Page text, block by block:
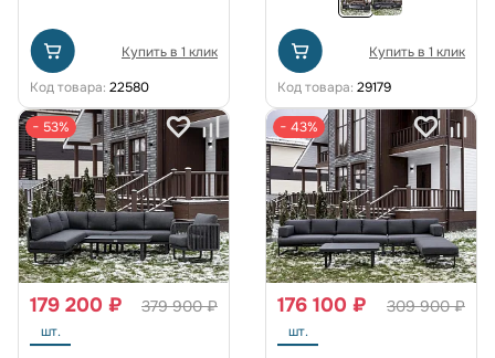
Купить в 1 клик
Код товара: 22580
Купить в 1 клик
Код товара: 29179
− 53%
379 900 ₽
179 200 ₽
шт.
− 43%
309 900 ₽
176 100 ₽
шт.